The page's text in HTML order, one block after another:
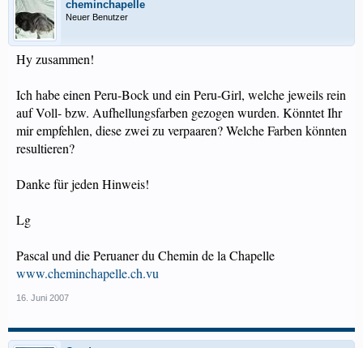
cheminchapelle
Neuer Benutzer
Hy zusammen!
Ich habe einen Peru-Bock und ein Peru-Girl, welche jeweils rein
auf Voll- bzw. Aufhellungsfarben gezogen wurden. Könntet Ihr
mir empfehlen, diese zwei zu verpaaren? Welche Farben könnten
resultieren?
Danke für jeden Hinweis!
Lg
Pascal und die Peruaner du Chemin de la Chapelle
www.cheminchapelle.ch.vu
16. Juni 2007